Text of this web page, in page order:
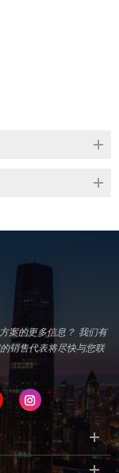
案的更多信息？ 我们有
销售代表将尽快与您联